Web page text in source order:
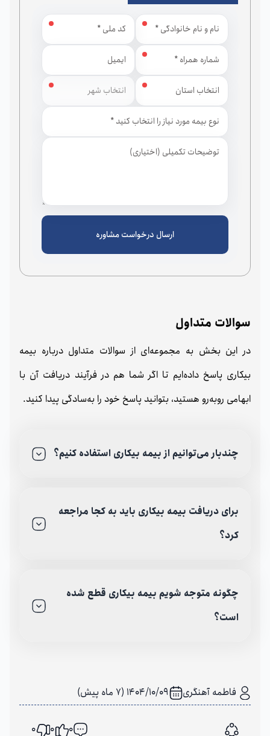
استان شهر
ارسال درخواست مشاوره
سوالات متداول
در این بخش به مجموعه‌ای از سوالات متداول درباره بیمه
بیکاری پاسخ داده‌ایم تا اگر شما هم در فرآیند دریافت آن با
ابهامی روبه‌رو هستید، بتوانید پاسخ خود را به‌سادگی پیدا کنید.
چندبار می‌توانیم از بیمه بیکاری استفاده کنیم؟
برای دریافت بیمه بیکاری باید به کجا مراجعه
کرد؟
چگونه متوجه شویم بیمه بیکاری قطع شده
است؟
فاطمه آهنگری 1404/10/09 (7 ماه پیش)
0
0
0